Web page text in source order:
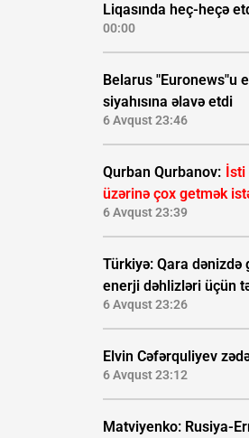
Liqasında heç-heçə
00:00
Belarus "Euronews"u
siyahısına əlavə etdi
6 Avqust 23:46
Qurban Qurbanov:
üzərinə çox getmək
6 Avqust 23:39
Türkiyə: Qara
enerji dəhlizləri üçün
6 Avqust 23:26
Elvin Cəfərquliyev
6 Avqust 23:12
Matviyenko: Rusiya-